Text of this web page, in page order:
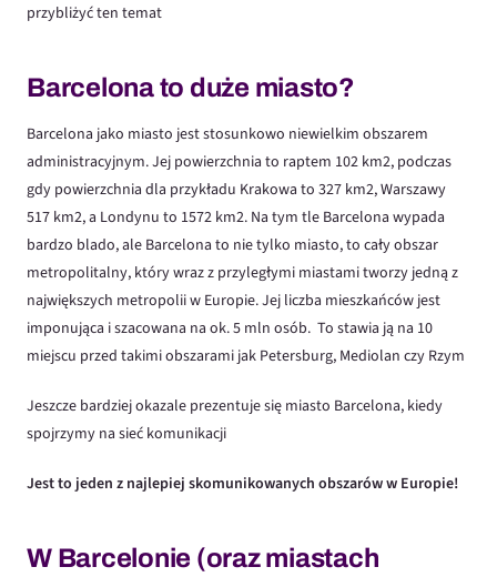
przybliżyć ten temat
Barcelona to duże miasto?
Barcelona jako miasto jest stosunkowo niewielkim obszarem
administracyjnym. Jej powierzchnia to raptem 102 km2, podczas
gdy powierzchnia dla przykładu Krakowa to 327 km2, Warszawy
517 km2, a Londynu to 1572 km2. Na tym tle Barcelona wypada
bardzo blado, ale Barcelona to nie tylko miasto, to cały obszar
metropolitalny, który wraz z przyległymi miastami tworzy jedną z
największych metropolii w Europie. Jej liczba mieszkańców jest
imponująca i szacowana na ok. 5 mln osób. To stawia ją na 10
miejscu przed takimi obszarami jak Petersburg, Mediolan czy Rzym
Jeszcze bardziej okazale prezentuje się miasto Barcelona, kiedy
spojrzymy na sieć komunikacji
Jest to jeden z najlepiej skomunikowanych obszarów w Europie!
W Barcelonie (oraz miastach